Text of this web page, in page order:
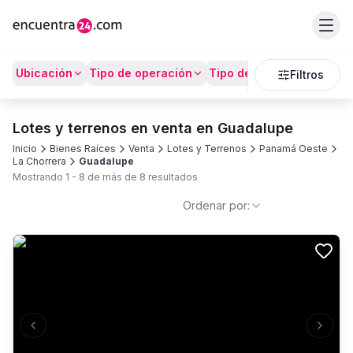
Ubicación Tipo de operación Tipo de Propiedad
Filtros
Lotes y terrenos en venta en Guadalupe
Inicio Bienes Raíces Venta Lotes y Terrenos
Panamá Oeste
La Chorrera
Guadalupe
Mostrando 1 - 8 de más de 8 resultados
Ordenar por:
Previous slide Next